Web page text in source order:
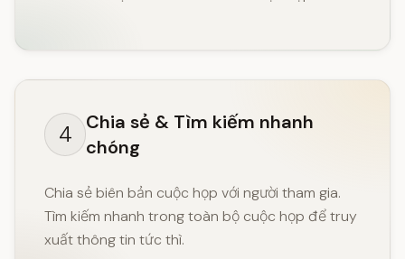
4
Chia sẻ & Tìm kiếm nhanh
chóng
Chia sẻ biên bản cuộc họp với người tham gia.
Tìm kiếm nhanh trong toàn bộ cuộc họp để truy
xuất thông tin tức thì.